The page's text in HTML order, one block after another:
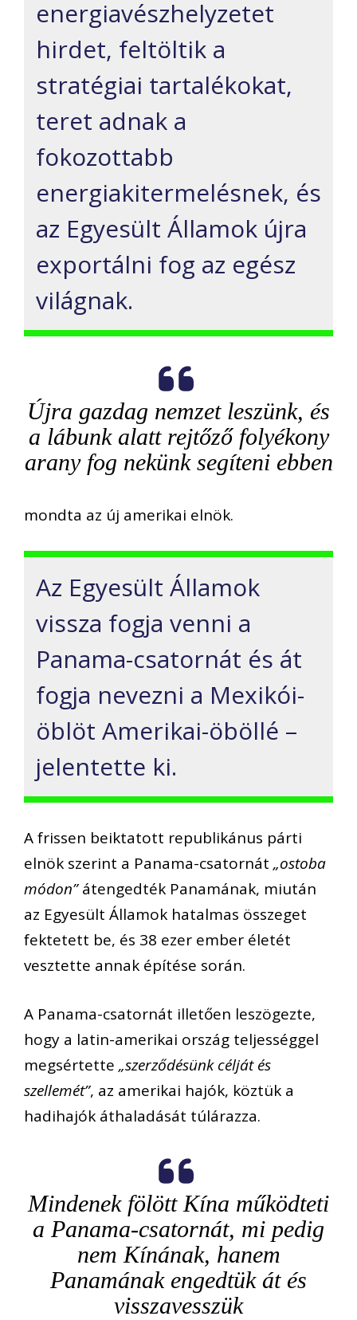
energiavészhelyzetet
hirdet, feltöltik a
stratégiai tartalékokat,
teret adnak a
fokozottabb
energiakitermelésnek, és
az Egyesült Államok újra
exportálni fog az egész
világnak.
Újra gazdag nemzet leszünk, és
a lábunk alatt rejtőző folyékony
arany fog nekünk segíteni ebben
mondta az új amerikai elnök.
Az Egyesült Államok
vissza fogja venni a
Panama-csatornát és át
fogja nevezni a Mexikói-
öblöt Amerikai-öböllé –
jelentette ki.
A frissen beiktatott republikánus párti
elnök szerint a Panama-csatornát„ostoba
módon”átengedték Panamának, miután
az Egyesült Államok hatalmas összeget
fektetett be, és 38 ezer ember életét
vesztette annak építése során.
A Panama-csatornát illetően leszögezte,
hogy a latin-amerikai ország teljességgel
megsértette „szerződésünk célját és
szellemét”, az amerikai hajók, köztük a
hadihajók áthaladását túlárazza.
Mindenek fölött Kína működteti
a Panama-csatornát, mi pedig
nem Kínának, hanem
Panamának engedtük át és
visszavesszük